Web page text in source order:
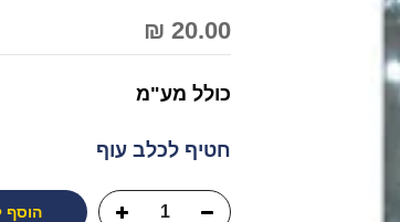
20.00 ₪
כולל מע"מ
חטיף לכלב עוף
הוסף